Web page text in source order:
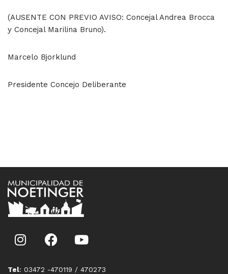
(AUSENTE CON PREVIO AVISO: Concejal Andrea Brocca
y Concejal Marilina Bruno).
Marcelo Bjorklund
Presidente Concejo Deliberante
Tel: 03472 -470119 / 470273